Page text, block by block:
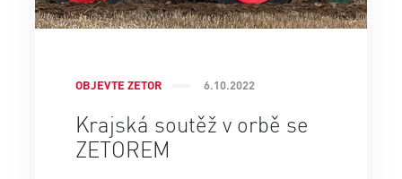
OBJEVTE ZETOR 6.10.2022
Krajská soutěž v orbě se
ZETOREM